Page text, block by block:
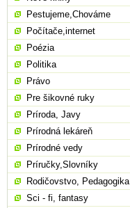
Pestujeme,Chováme
Počítače,internet
Poézia
Politika
Právo
Pre šikovné ruky
Príroda, Javy
Prírodná lekáreň
Prírodné vedy
Príručky,Slovníky
Rodičovstvo, Pedagogika
Sci - fi, fantasy